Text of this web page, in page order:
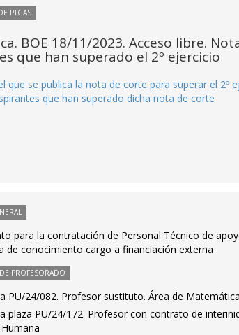
PTGAS
BOE 18/11/2023. Acceso libre.
que han superado el 2º ejercicio
que se publica la nota de corte para superar el 2º
que han superado dicha nota de corte
para la contratación de Personal Técnico de
de conocimiento cargo a financiación externa
PROFESORADO
PU/24/082. Profesor sustituto. Área de
plaza PU/24/172. Profesor con contrato de